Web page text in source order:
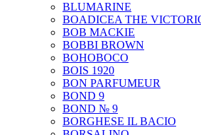
BLUMARINE
BOADICEA THE
BOB MACKIE
BOBBI BROWN
BOHOBOCO
BOIS 1920
BON PARFUMEUR
BOND 9
BOND № 9
BORGHESE IL BACIO